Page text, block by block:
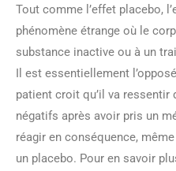
Tout comme l’effet placebo,
phénomène étrange où le
substance inactive ou à un
Il est essentiellement
patient croit qu’il va ressentir
négatifs après avoir pris un
réagir en conséquence,
un placebo. Pour en savoir